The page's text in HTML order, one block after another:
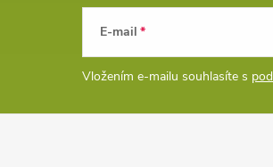
E-mail
Vložením e-mailu souhlasíte s